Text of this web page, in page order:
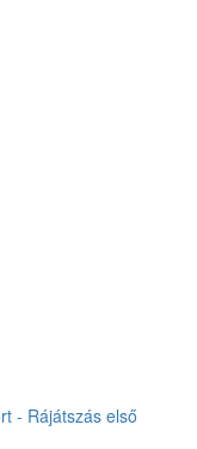
- Rájátszás első